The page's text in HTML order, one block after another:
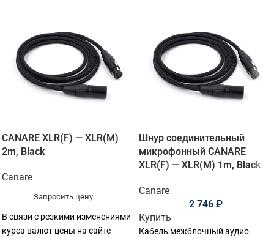
CANARE XLR(F) — XLR(M)
2m, Black
Canare
Запросить цену
В связи с резкими изменениями
курса валют цены на сайте
Шнур соединительный
микрофонный CANARE
XLR(F) — XLR(M) 1m, Black
Canare
2 746 ₽
Купить
Кабель межблочный аудио